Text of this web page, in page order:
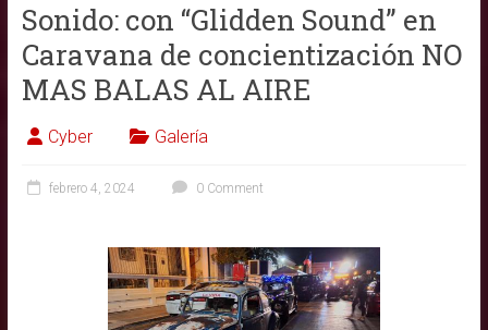
Sonido: con “Glidden Sound” en
Caravana de concientización NO
MAS BALAS AL AIRE
Cyber Galería
febrero 4, 2024 0 Comment